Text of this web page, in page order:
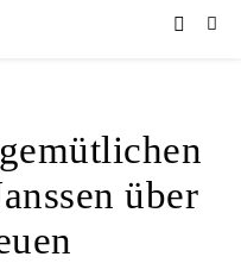
über